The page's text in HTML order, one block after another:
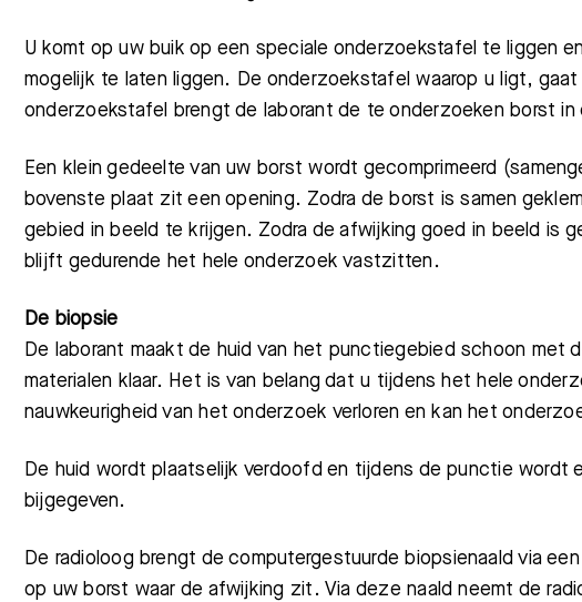
U komt op uw buik op een speciale onderzoekstafel te liggen
mogelijk te laten liggen. De onderzoekstafel waarop u ligt,
onderzoekstafel brengt de laborant de te onderzoeken borst
Een klein gedeelte van uw borst wordt gecomprimeerd
bovenste plaat zit een opening. Zodra de borst is samen
gebied in beeld te krijgen. Zodra de afwijking goed in beeld is
blijft gedurende het hele onderzoek vastzitten.
De biopsie
De laborant maakt de huid van het punctiegebied schoon met
materialen klaar. Het is van belang dat u tijdens het hele
nauwkeurigheid van het onderzoek verloren en kan het
De huid wordt plaatselijk verdoofd en tijdens de punctie wordt
bijgegeven.
De radioloog brengt de computergestuurde biopsienaald via
op uw borst waar de afwijking zit. Via deze naald neemt de